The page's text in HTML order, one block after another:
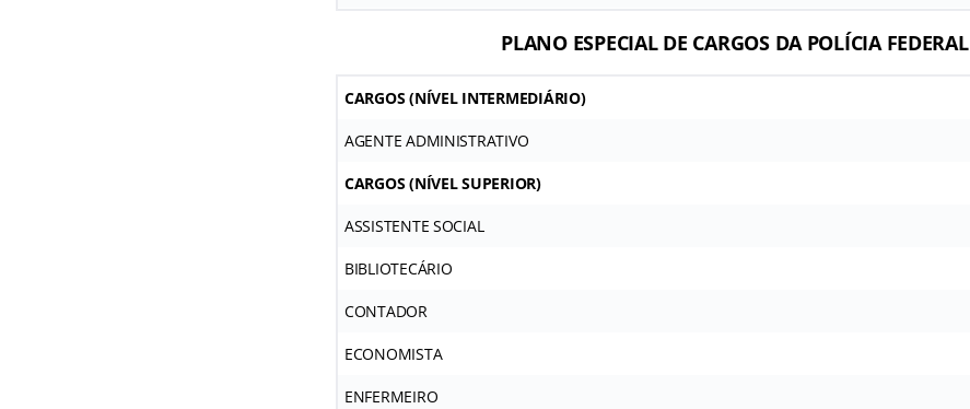
PLANO ESPECIAL DE CARGOS DA POLÍCIA FEDERAL
CARGOS (NÍVEL INTERMEDIÁRIO)
AGENTE ADMINISTRATIVO
CARGOS(NÍVEL SUPERIOR)
ASSISTENTE SOCIAL
BIBLIOTECÁRIO
CONTADOR
ECONOMISTA
ENFERMEIRO